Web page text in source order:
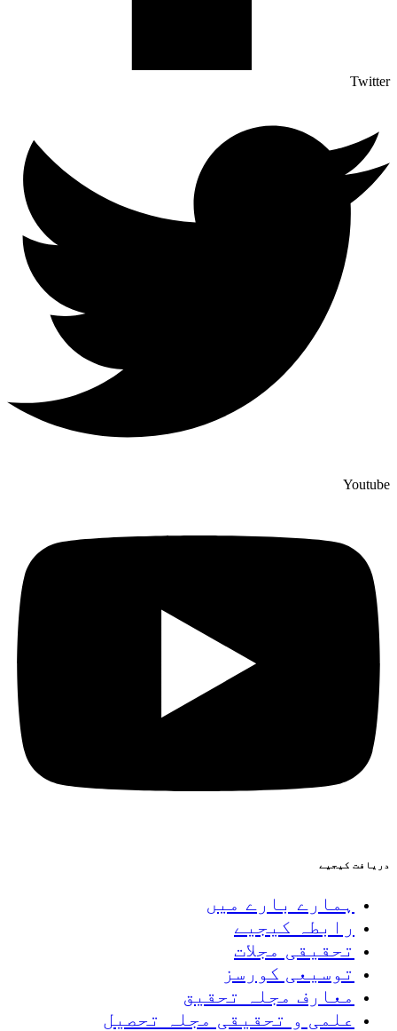
Twitter
Youtube
دریافت کیجیے
ہمارے بارے میں
رابطہ کیجیے
تحقیقی مجلات
توسیعی کورسز
معارف مجلہ تحقیق
علمی و تحقیقی مجلہ تحصیل